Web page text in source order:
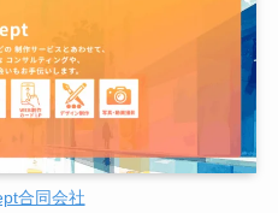
合同会社